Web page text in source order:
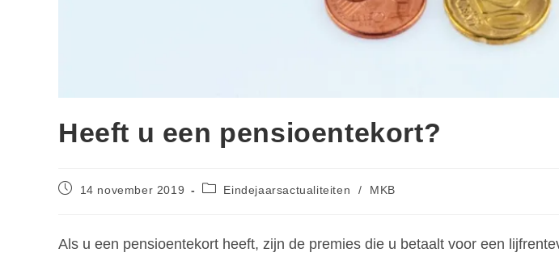
Heeft u een pensioentekort?
14 november 2019 Eindejaarsactualiteiten / MKB
Als u een pensioentekort heeft, zijn de premies die u betaalt voor een